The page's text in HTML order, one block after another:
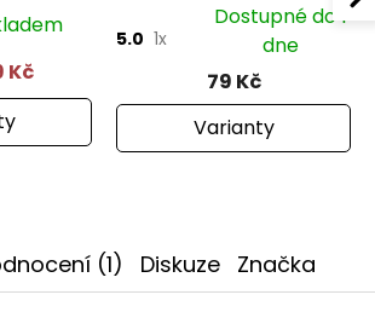
Kč
5.0 1x
Dostupné do 1
dne
79 Kč
Varianty
(1) Diskuze Značka